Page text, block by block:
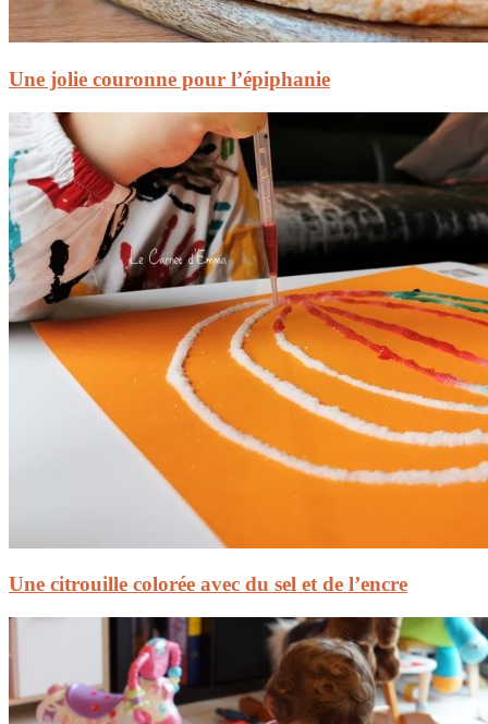
Une jolie couronne pour l’épiphanie
Une citrouille colorée avec du sel et de l’encre